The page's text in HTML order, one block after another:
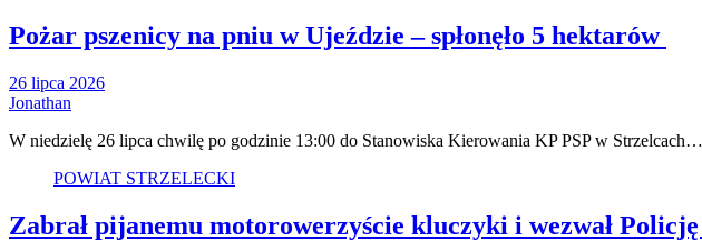
Pożar pszenicy na pniu w Ujeździe – spłonęło 5 hektarów
26 lipca 2026
Jonathan
W niedzielę 26 lipca chwilę po godzinie 13:00 do Stanowiska Kierowania KP PSP w Strzelcach…
POWIAT STRZELECKI
Zabrał pijanemu motorowerzyście kluczyki i wezwał Policję